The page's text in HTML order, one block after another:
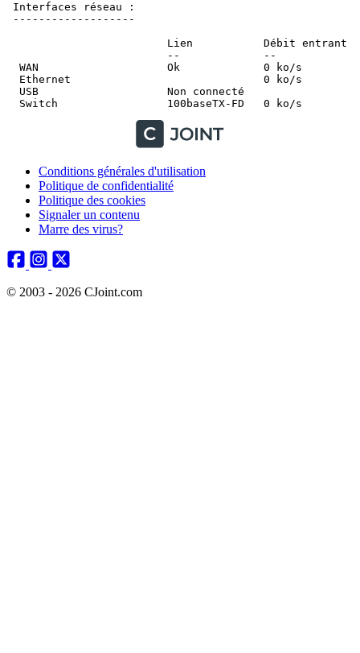
Interfaces réseau :
-------------------
Lien           Débit entrant
--             --
WAN                    Ok             0 ko/s
Ethernet                              0 ko/s
USB                    Non
Conditions générales d'utilisation
Politique de confidentialité
Politique des cookies
Signaler un contenu
Marre des virus?
© 2003 - 2026 CJoint.com